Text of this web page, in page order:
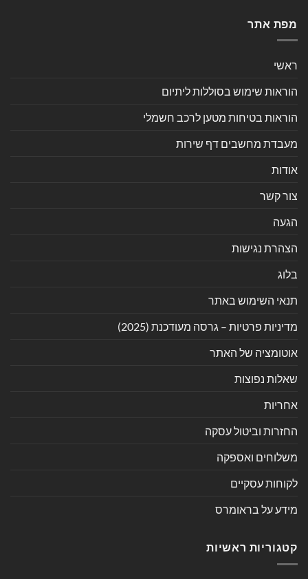
מפת אתר
ראשי
הוראות שימוש בסוללות ליתיום
הוראות בטיחות מטען לרכב חשמלי
מעבדת מחשבים דף שירות
אודות
צור קשר
הגעה
הצהרת נגישות
בלוג
תנאי השימוש באתר
מדיניות פרטיות – גרסה מעודכנת (2025)
אוטומציה של האתר
שאלות נפוצות
אחריות
החזרות וביטול עסקה
משלוחים ואספקה
לקוחות עסקיים
מידע על בראומרס
קטגוריות ראשיות